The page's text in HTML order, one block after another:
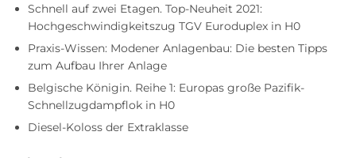
Schnell auf zwei Etagen. Top-Neuheit 2021:
Hochgeschwindigkeitszug TGV Euroduplex in H0
Praxis-Wissen: Modener Anlagenbau: Die besten Tipps
zum Aufbau Ihrer Anlage
Belgische Königin. Reihe 1: Europas große Pazifik-
Schnellzugdampflok in H0
Diesel-Koloss der Extraklasse